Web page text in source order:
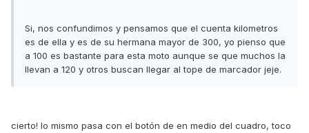
Si, nos confundimos y pensamos que el cuenta kilometros
es de ella y es de su hermana mayor de 300, yo pienso que
a 100 es bastante para esta moto aunque se que muchos la
llevan a 120 y otros buscan llegar al tope de marcador jeje.
cierto! lo mismo pasa con el botón de en medio del cuadro, toco